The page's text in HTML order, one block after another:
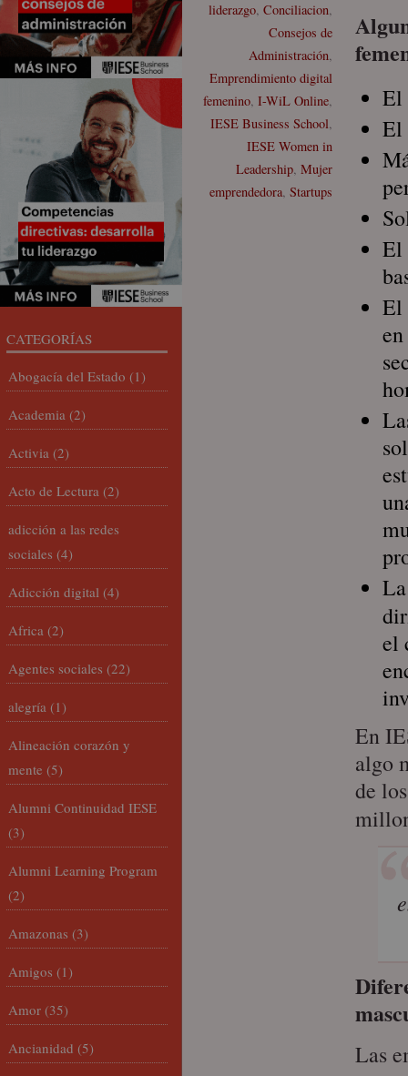
liderazgo, Conciliacion,
Consejos de
Administración,
Emprendimiento digital
femenino, I-WiL Online,
IESE Business School,
IESE Women in
Leadership, Mujer
emprendedora, Startups
El
El
El
El
el
En
algo
de
Las
CATEGORÍAS
Abogacía del Estado (1)
Academia (2)
Activia (2)
Acto de Lectura (2)
adicción a las redes
sociales (4)
Adicción digital (4)
Africa (2)
Agentes sociales (22)
alegría (1)
Alineación corazón y
mente (5)
Alumni Continuidad IESE
(3)
Alumni Learning Program
(2)
Amazonas (3)
Amigos (1)
Amor (35)
Ancianidad (5)